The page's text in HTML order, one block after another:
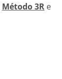
Método 3R e